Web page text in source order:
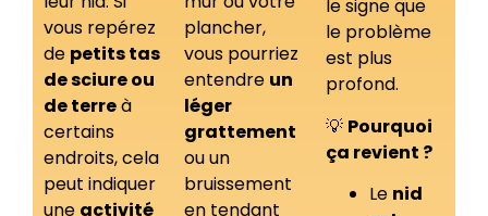
vous repérez
de petits tas
de sciure ou
de terreà
certains
endroits, cela
peut indiquer
une activité
plancher,
vous pourriez
entendre un
léger
grattement
ou un
bruissement
en tendant
le signe que
le problème
est plus
profond.
💡 Pourquoi
ça revient ?
Le nid